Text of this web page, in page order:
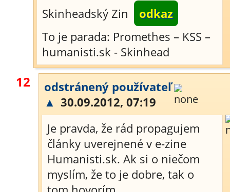
Skinheadský Zin
odkaz
To je parada: Promethes – KSS –
humanisti.sk - Skinhead
12
odstránený používateľ
▲ 30.09.2012, 07:19
Je pravda, že rád propagujem
články uverejnené v e-zine
Humanisti.sk. Ak si o niečom
myslím, že to je dobre, tak o